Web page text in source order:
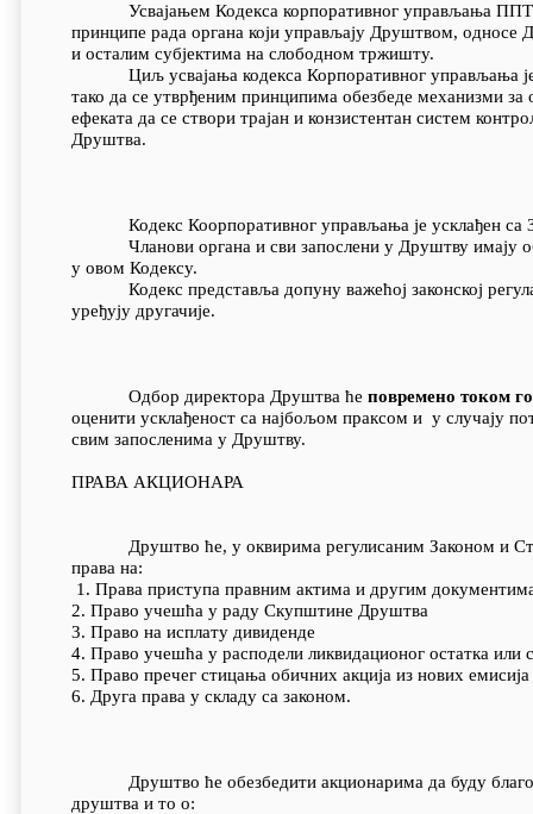
Усвајањем Кодекса корпоративног управљања ППТ
принципе рада органа који управљају Друштвом,
и осталим субјектима на слободном тржишту.
Циљ усвајања кодекса Корпоративног управљања је
тако да се утврђеним принципима обезбеде механизми
ефеката да се створи трајан и конзистентан систем
Друштва.
Кодекс Коорпоративног управљања је усклађен са
Чланови органа и сви запослени у Друштву имају
у овом Кодексу.
Кодекс представља допуну важећој законској
уређују другачије.
Одбор директора Друштва ће повремено током
оценити усклађеност са најбољом праксом и у случају
свим запосленима у Друштву.
ПРАВА АКЦИОНАРА
Друштво ће, у оквирима регулисаним Законом и
права на:
1. Права приступа правним актима и другим
2. Право учешћа у раду Скупштине Друштва
3. Право на исплату дивиденде
4. Право учешћа у расподели ликвидационог остатка или
5. Право пречег стицања обичних акција из нових емисија
6. Друга права у складу са законом.
Друштво ће обезбедити акционарима да буду
друштва и то о: